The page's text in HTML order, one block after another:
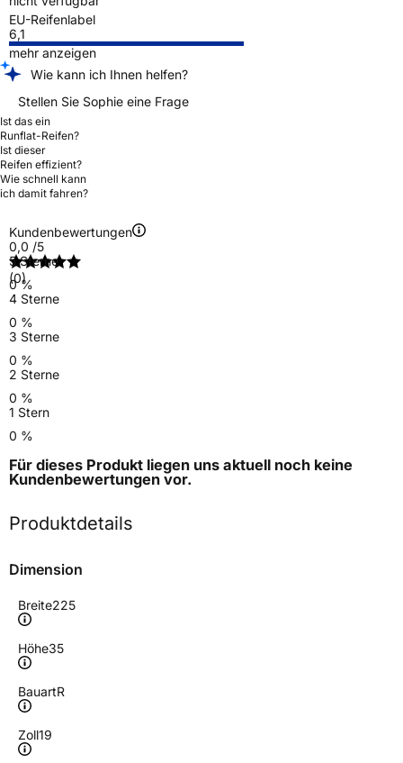
EU-Reifenlabel
6,1
mehr anzeigen
Wie kann ich Ihnen helfen?
Stellen Sie Sophie eine Frage
Ist das ein
Runflat-Reifen?
Ist dieser
Reifen effizient?
Wie schnell kann
ich damit fahren?
Kundenbewertungen
0,0 /5
(0)
5 Sterne
0 %
4 Sterne
0 %
3 Sterne
0 %
2 Sterne
0 %
1 Stern
0 %
Für dieses Produkt liegen uns aktuell noch keine
Kundenbewertungen vor.
Produktdetails
Dimension
Breite225
Höhe35
BauartR
Zoll19